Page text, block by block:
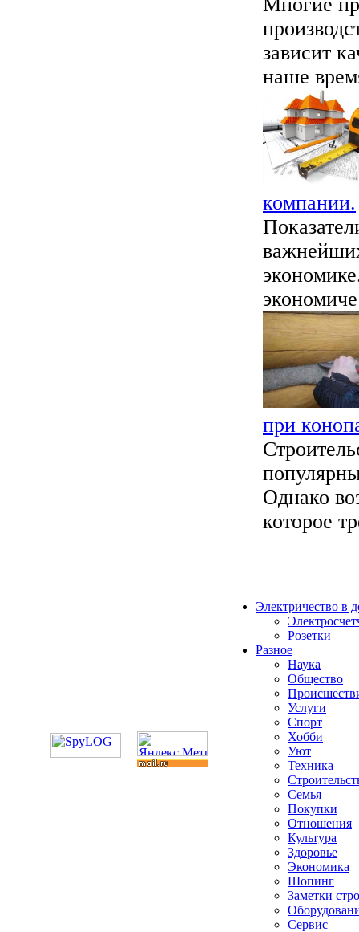
зависит
наше
компании.
при
Однако
которое
Электричество в
Розетки
Разное
Наука
Общество
Услуги
Спорт
Хобби
Уют
Техника
Семья
Покупки
Отношения
Культура
Здоровье
Экономика
Шопинг
Заметки
Сервис